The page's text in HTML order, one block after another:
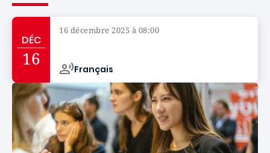
DÉC
16
16 décembre 2025 à 08:00
Français